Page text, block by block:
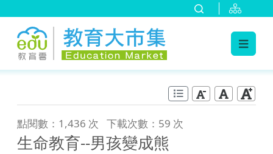
點閱數：1,436 次 下載次數：59 次
生命教育--男孩變成熊